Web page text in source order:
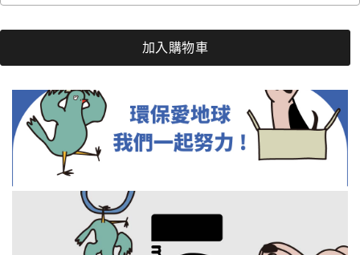
加入購物車